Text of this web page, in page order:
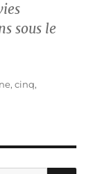
sous le
,cinq,